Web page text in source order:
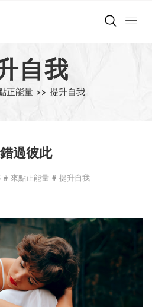
自我
正能量 >> 提升自我
過彼此
# 來點正能量 # 提升自我